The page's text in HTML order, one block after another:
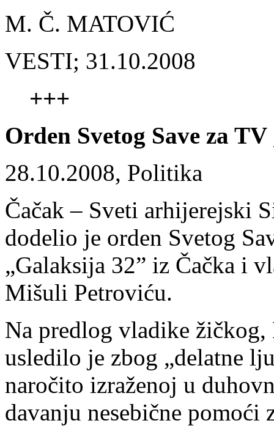
M. Č. MATOVIĆ
VESTI; 31.10.2008
+++
Orden Svetog Save za
28.10.2008, Politika
Čačak – Sveti arhijerejski
dodelio je orden Svetog
„Galaksija 32” iz Čačka i
Mišuli Petroviću.
Na predlog vladike
usledilo je zbog „delatne
naročito izraženoj u
davanju nesebične pomoći